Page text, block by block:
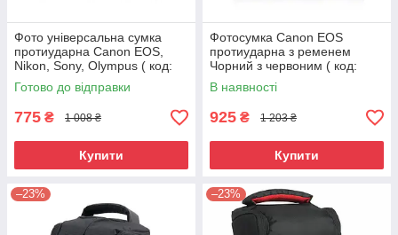
Фото універсальна сумка
протиударна Canon EOS,
Nikon, Sony, Olympus ( код:
IBF025B )
Готово до відправки
775 ₴ 1 008 ₴
Купити
Фотосумка Canon EOS
протиударна з ременем
Чорний з червоним ( код:
IBF030BR12 )
В наявності
925 ₴ 1 203 ₴
Купити
–23% –23%